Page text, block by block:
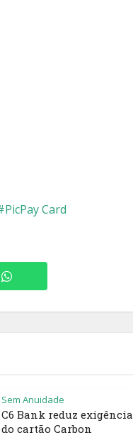
PicPay Card
Sem Anuidade
C6 Bank reduz exigência
do cartão Carbon